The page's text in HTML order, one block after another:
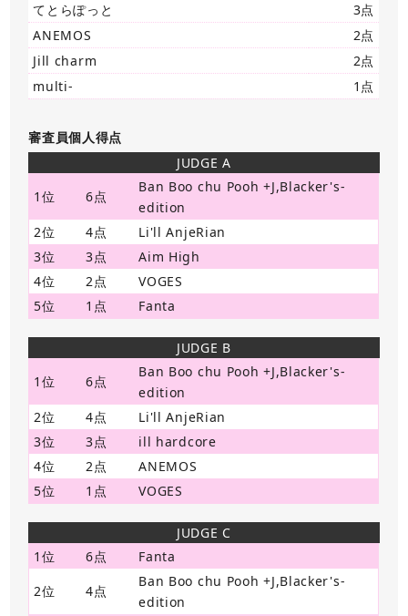
てとらぽっと
3点
ANEMOS
2点
Jill charm
2点
multi-
1点
審査員個人得点
JUDGE A
1位
6点
Ban Boo chu Pooh +J,Blacker's-
edition
2位
4点
Li'll AnjeRian
3位
3点
Aim High
4位
2点
VOGES
5位
1点 Fanta
JUDGE B
1位
6点
Ban Boo chu Pooh +J,Blacker's-
edition
2位
4点
Li'll AnjeRian
3位
3点
ill hardcore
4位
2点
ANEMOS
5位
1点 VOGES
JUDGE C
1位
6点
Fanta
2位
4点
Ban Boo chu Pooh +J,Blacker's-
edition